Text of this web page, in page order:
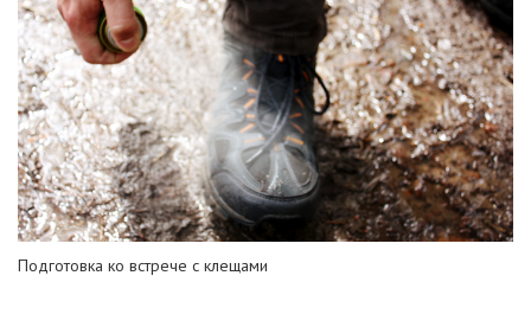
Подготовка ко встрече с клещами